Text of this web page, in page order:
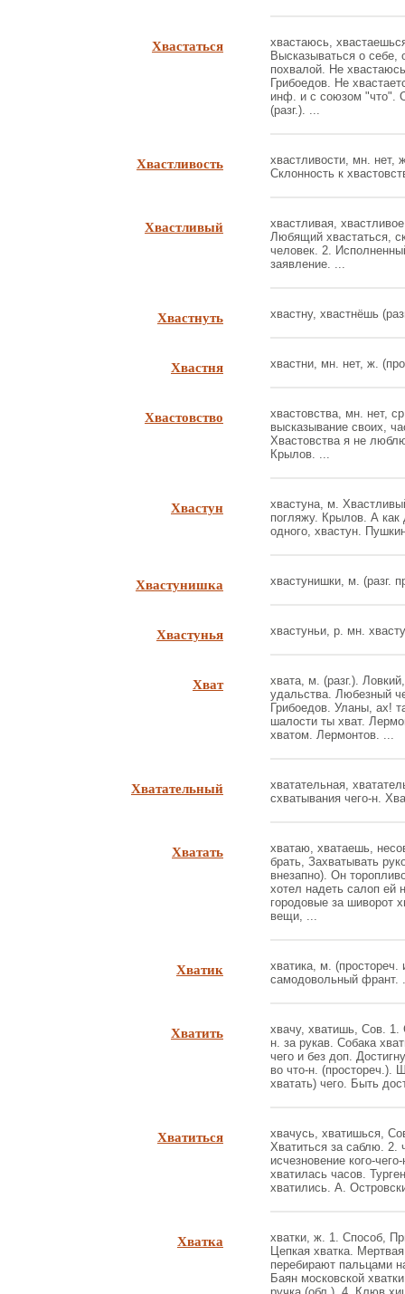
Хвастаться
хвастаюсь,
Высказываться о себе,
похвалой. Не
Грибоедов. Не
инф. и с союзом "что".
(разг.). ...
Хвастливость
хвастливости, мн. нет,
Склонность к
Хвастливый
хвастливая,
Любящий хвастаться,
человек. 2.
заявление. ...
Хвастнуть хвастну, хвастнёшь
Хвастня хвастни, мн. нет, ж.
Хвастовство
хвастовства, мн. нет,
высказывание своих,
Хвастовства я не
Крылов. ...
Хвастун
хвастуна, м.
погляжу. Крылов. А как
одного, хвастун.
Хвастунишка хвастунишки, м. (разг.
Хвастунья хвастуньи, р. мн.
Хват
хвата, м. (разг.).
удальства. Любезный
Грибоедов. Уланы, ах!
шалости ты хват.
хватом. Лермонтов. ...
Хватательный
хватательная,
схватывания чего-н.
Хватать
хватаю, хватаешь,
брать, Захватывать
внезапно). Он
хотел надеть салоп ей
городовые за шиворот
вещи, ...
Хватик
хватика, м. (простореч.
самодовольный франт.
Хватить
хвачу, хватишь, Сов. 1.
н. за рукав. Собака
чего и без доп.
во что-н. (простореч.).
хватать) чего. Быть
Хватиться
хвачусь, хватишься,
Хватиться за саблю. 2.
исчезновение кого-
хватилась часов.
хватились. А.
Хватка
хватки, ж. 1. Способ,
Цепкая хватка.
перебирают пальцами
Баян московской